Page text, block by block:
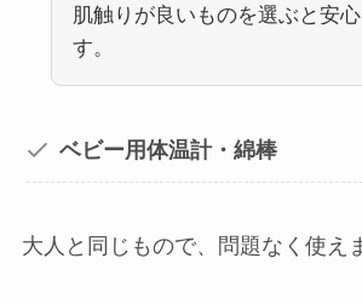
肌触りが良いものを選ぶと安
す。
ベビー用体温計・綿棒
大人と同じもので、問題なく使え